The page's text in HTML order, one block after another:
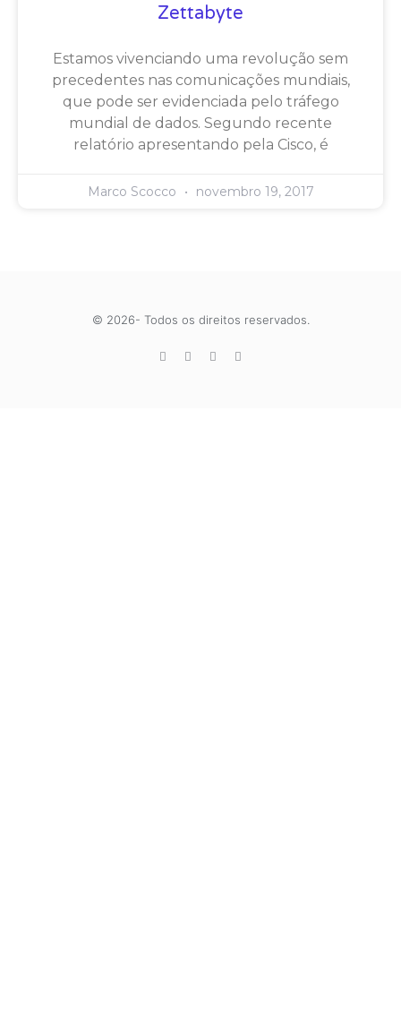
Zettabyte
Estamos vivenciando uma revolução sem
precedentes nas comunicações mundiais,
que pode ser evidenciada pelo tráfego
mundial de dados. Segundo recente
relatório apresentando pela Cisco, é
Marco Scocco novembro 19, 2017
© 2026- Todos os direitos reservados.